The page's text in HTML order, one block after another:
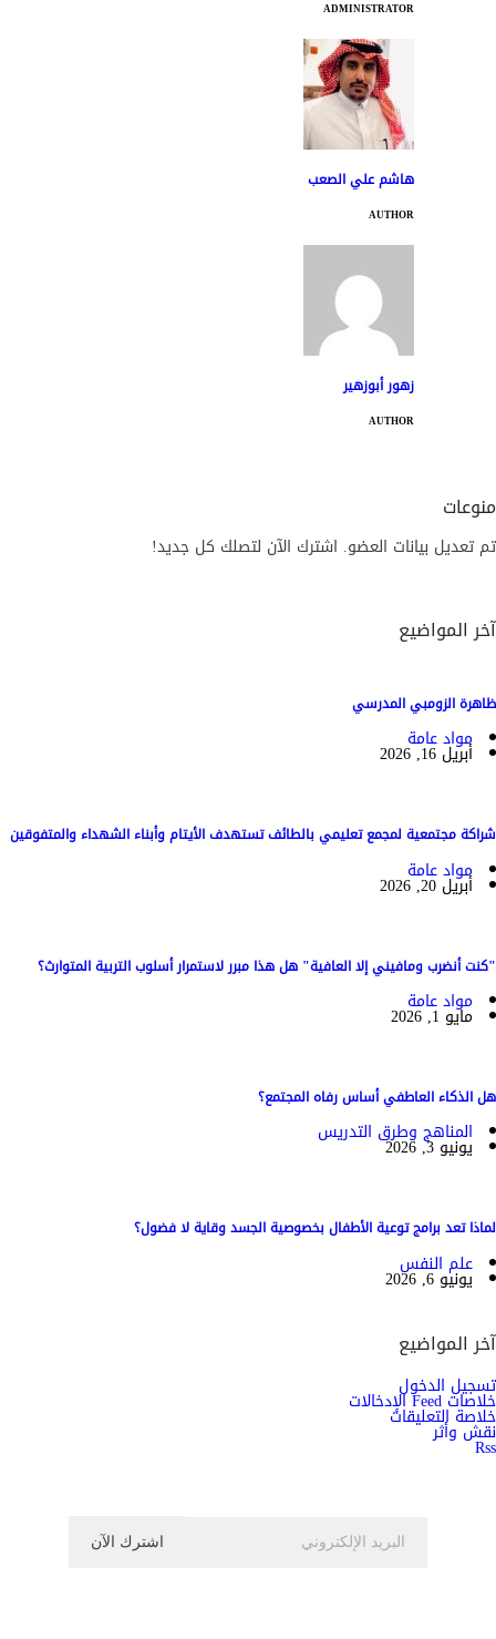
ADMINISTRATOR
هاشم علي الصعب
AUTHOR
زهور أبوزهير
AUTHOR
منوعات
تم تعديل بيانات العضو. اشترك الآن لتصلك كل جديد!
آخر المواضيع
ظاهرة الزومبي المدرسي
مواد عامة
أبريل 16, 2026
شراكة مجتمعية لمجمع تعليمي بالطائف تستهدف الأيتام وأبناء الشهداء والمتفوقين
مواد عامة
أبريل 20, 2026
"كنت أنضرب ومافيني إلا العافية" هل هذا مبرر لاستمرار أسلوب التربية المتوارث؟
مواد عامة
مايو 1, 2026
هل الذكاء العاطفي أساس رفاه المجتمع؟
المناهج وطرق التدريس
يونيو 3, 2026
لماذا تعد برامج توعية الأطفال بخصوصية الجسد وقاية لا فضول؟
علم النفس
يونيو 6, 2026
آخر المواضيع
تسجيل الدخول
خلاصات Feed الإدخالات
خلاصة التعليقات
نقش وأثر
Rss